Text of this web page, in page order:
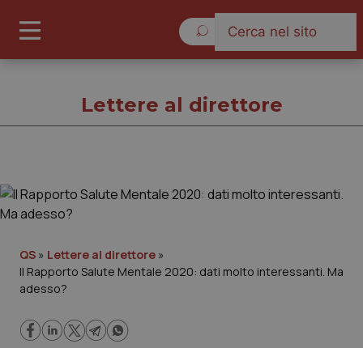
Governo e Parlamento
Regioni e Asl
Lettere al direttore
QS » Lettere al direttore »
Il Rapporto Salute Mentale 2020: dati molto interessanti. Ma
adesso?